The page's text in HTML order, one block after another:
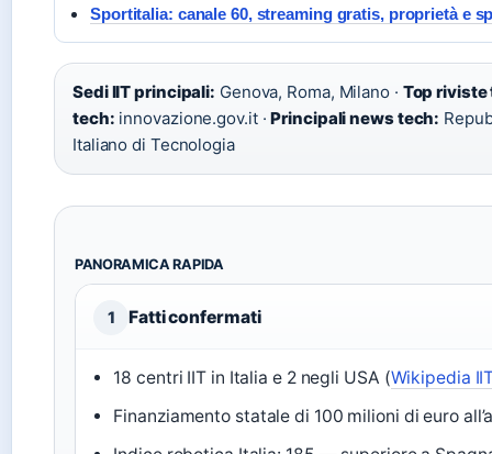
Sportitalia: canale 60, streaming gratis, proprietà e
Sedi IIT principali: Genova, Roma, Milano · Top riviste
tech: innovazione.gov.it ·Principali news tech:
Italiano di Tecnologia
PANORAMICA RAPIDA
1 Fatti confermati
18 centri IIT in Italia e 2 negli USA (Wikipedia
Finanziamento statale di 100 milioni di euro